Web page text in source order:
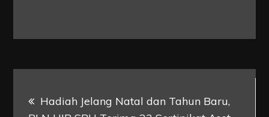
Hadiah Jelang Natal dan Tahun Baru,